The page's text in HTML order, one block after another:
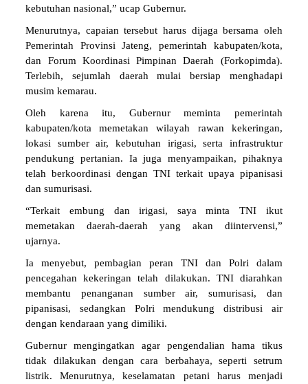
kebutuhan nasional,” ucap Gubernur.
Menurutnya, capaian tersebut harus dijaga bersama oleh
Pemerintah Provinsi Jateng, pemerintah kabupaten/kota,
dan Forum Koordinasi Pimpinan Daerah (Forkopimda).
Terlebih, sejumlah daerah mulai bersiap menghadapi
musim kemarau.
Oleh karena itu, Gubernur meminta pemerintah
kabupaten/kota memetakan wilayah rawan kekeringan,
lokasi sumber air, kebutuhan irigasi, serta infrastruktur
pendukung pertanian. Ia juga menyampaikan, pihaknya
telah berkoordinasi dengan TNI terkait upaya pipanisasi
dan sumurisasi.
“Terkait embung dan irigasi, saya minta TNI ikut
memetakan daerah-daerah yang akan diintervensi,”
ujarnya.
Ia menyebut, pembagian peran TNI dan Polri dalam
pencegahan kekeringan telah dilakukan. TNI diarahkan
membantu penanganan sumber air, sumurisasi, dan
pipanisasi, sedangkan Polri mendukung distribusi air
dengan kendaraan yang dimiliki.
Gubernur mengingatkan agar pengendalian hama tikus
tidak dilakukan dengan cara berbahaya, seperti setrum
listrik. Menurutnya, keselamatan petani harus menjadi